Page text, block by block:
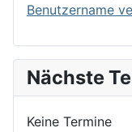
Benutzername
Nächste
Keine Termine